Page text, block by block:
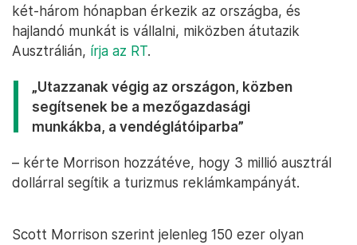
két-három hónapban érkezik az országba, és
hajlandó munkát is vállalni, miközben átutazik
Ausztrálián, írja az RT.
„Utazzanak végig az országon, közben
segítsenek be a mezőgazdasági
munkákba, a vendéglátóiparba”
– kérte Morrison hozzátéve, hogy 3 millió ausztrál
dollárral segítik a turizmus reklámkampányát.
Scott Morrison szerint jelenleg 150 ezer olyan